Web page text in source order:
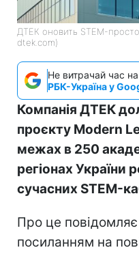
ДТЕК оновить STEM-
dtek.com)
Не витрачай час
РБК-Україна у
Компанія ДТЕК
проєкту Modern
межах в 250
регіонах України
сучасних STEM-
Про це повідомляє
посиланням на